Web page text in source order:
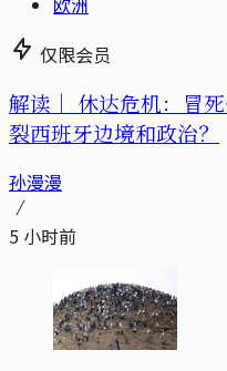
仅限会员
解读｜ 休达危机：冒
裂西班牙边境和政治？
孙漫漫
5 小时前